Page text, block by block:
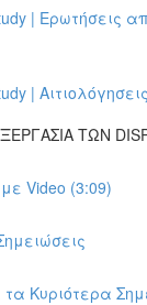
| Ερωτήσεις
| Αιτιολόγησεις
ΤΩΝ
Video (3:09)
Κυριότερα